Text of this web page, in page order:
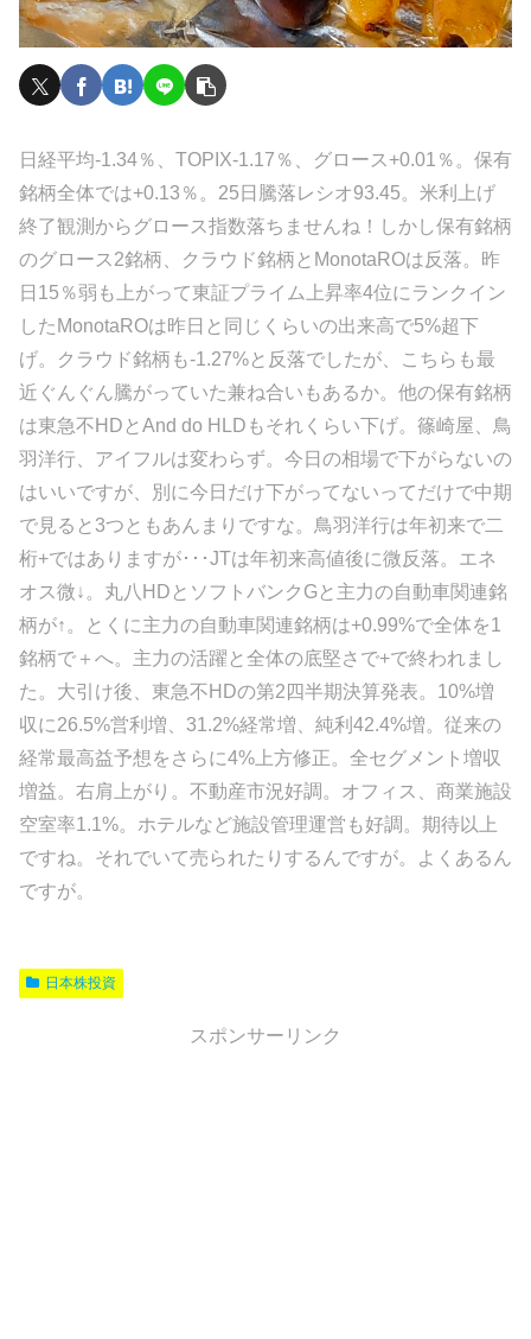
日経平均-1.34％、TOPIX-1.17％、グロース+0.01％。保有
銘柄全体では+0.13％。25日騰落レシオ93.45。米利上げ
終了観測からグロース指数落ちませんね！しかし保有銘柄
のグロース2銘柄、クラウド銘柄とMonotaROは反落。昨
日15％弱も上がって東証プライム上昇率4位にランクイン
したMonotaROは昨日と同じくらいの出来高で5%超下
げ。クラウド銘柄も-1.27%と反落でしたが、こちらも最
近ぐんぐん騰がっていた兼ね合いもあるか。他の保有銘柄
は東急不HDとAnd do HLDもそれくらい下げ。篠崎屋、鳥
羽洋行、アイフルは変わらず。今日の相場で下がらないの
はいいですが、別に今日だけ下がってないってだけで中期
で見ると3つともあんまりですな。鳥羽洋行は年初来で二
桁+ではありますが･･･JTは年初来高値後に微反落。エネ
オス微↓。丸八HDとソフトバンクGと主力の自動車関連銘
柄が↑。とくに主力の自動車関連銘柄は+0.99%で全体を1
銘柄で＋へ。主力の活躍と全体の底堅さで+で終われまし
た。大引け後、東急不HDの第2四半期決算発表。10%増
収に26.5%営利増、31.2%経常増、純利42.4%増。従来の
経常最高益予想をさらに4%上方修正。全セグメント増収
増益。右肩上がり。不動産市況好調。オフィス、商業施設
空室率1.1%。ホテルなど施設管理運営も好調。期待以上
ですね。それでいて売られたりするんですが。よくあるん
ですが。
日本株投資
スポンサーリンク